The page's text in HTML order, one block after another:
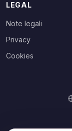
LEGAL
Note legali
Privacy
Cookies